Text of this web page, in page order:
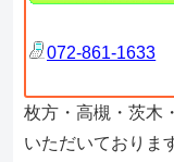
072-861-1633
枚方・高槻・茨木
いただいておりま